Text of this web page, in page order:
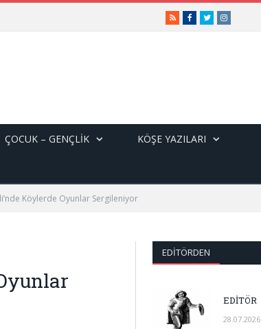
RSSFacebook
TwitterInstagram
ÇOCUK – GENÇLIK KÖŞE YAZILARI
Köylerde Oyunlar Sergileniyor
EDITÖRDEN
EDİTÖR
28.07.2026